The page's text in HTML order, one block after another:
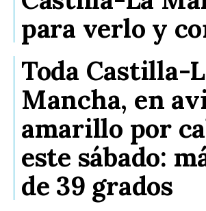
para verlo y
Toda Castilla-
Mancha, en
amarillo por
este sábado:
de 39 grados